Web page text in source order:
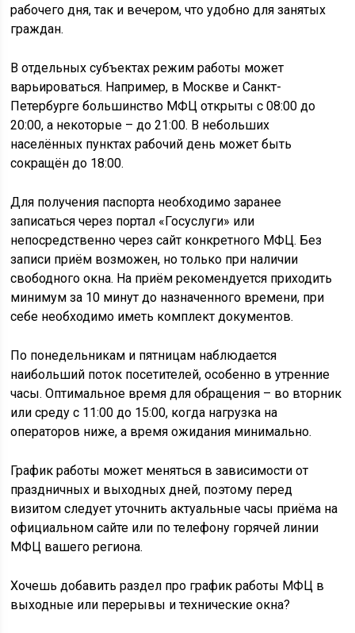
рабочего дня, так и вечером, что удобно для занятых
граждан.
В отдельных субъектах режим работы может
варьироваться. Например, в Москве и Санкт-
Петербурге большинство МФЦ открыты с 08:00 до
20:00, а некоторые – до 21:00. В небольших
населённых пунктах рабочий день может быть
сокращён до 18:00.
Для получения паспорта необходимо заранее
записаться через портал «Госуслуги» или
непосредственно через сайт конкретного МФЦ. Без
записи приём возможен, но только при наличии
свободного окна. На приём рекомендуется приходить
минимум за 10 минут до назначенного времени, при
себе необходимо иметь комплект документов.
По понедельникам и пятницам наблюдается
наибольший поток посетителей, особенно в утренние
часы. Оптимальное время для обращения – во вторник
или среду с 11:00 до 15:00, когда нагрузка на
операторов ниже, а время ожидания минимально.
График работы может меняться в зависимости от
праздничных и выходных дней, поэтому перед
визитом следует уточнить актуальные часы приёма на
официальном сайте или по телефону горячей линии
МФЦ вашего региона.
Хочешь добавить раздел про график работы МФЦ в
выходные или перерывы и технические окна?